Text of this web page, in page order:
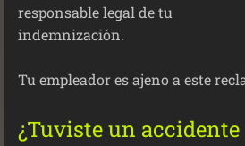
responsable legal de tu
indemnización.
Tu empleador es ajeno a este
¿Tuviste un accidente